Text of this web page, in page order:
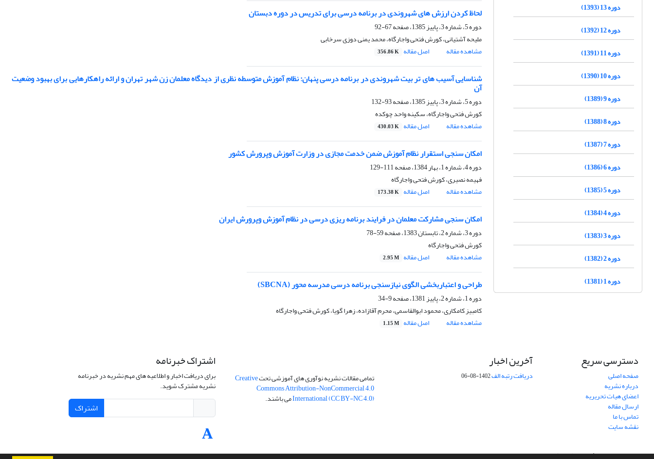
لحاظ کردن ارزش های شهروندی در برنامه درسی برای تدریس در دوره دبستان
دوره 5، شماره 3، پاییز 1385، صفحه
67-92
ملیحه آشتیانی، کورش فتحی واجارگاه، محمد یمنی دوزی سرخابی
مشاهده مقاله
اصل مقاله 356.86 K
شناسایی آسیب های تر بیت شهروندی در برنامه درسی پنهان: نظام آموزش متوسطه نظری از دیدگاه معلمان زن شهر تهران و ارائه راهکارهایی برای بهبود وضعیت
آن
دوره 5، شماره 3، پاییز 1385، صفحه
93-132
کورش فتحی واجارگاه، سکینه واحد چوکده
مشاهده مقاله
اصل مقاله 430.03 K
امکان سنجی استقرار نظام آموزش ضمن خدمت مجازی در وزارت آموزش وپرورش کشور
دوره 4، شماره 1، بهار 1384، صفحه
111-129
فهیمه نصیری، کورش فتحی واجارگاه
مشاهده مقاله
اصل مقاله 173.38 K
امکان سنجی مشارکت معلمان در فرایند برنامه ریزی درسی در نظام آموزش وپرورش ایران
دوره 3، شماره 2، تابستان 1383، صفحه
59-78
کورش فتحی واجارگاه
مشاهده مقاله
اصل مقاله 2.95 M
طراحی و اعتباربخشی الگوی نیازسنجی برنامه درسی مدرسه محور (SBCNA)
دوره 1، شماره 2، پاییز 1381، صفحه
9-34
کامبیز کامکاری، محمود ابوالقاسمی، محرم آقازاده، زهرا گویا، کورش فتحی واجارگاه
مشاهده مقاله
اصل مقاله 1.15 M
دوره 13 (1393)
دوره 12 (1392)
دوره 11 (1391)
دوره 10 (1390)
دوره 9 (1389)
دوره 8 (1388)
دوره 7 (1387)
دوره 6 (1386)
دوره 5 (1385)
دوره 4 (1384)
دوره 3 (1383)
دوره 2 (1382)
دوره 1 (1381)
دسترسی سریع
صفحه اصلی
درباره نشریه
اعضای هیات تحریریه
ارسال مقاله
تماس با ما
نقشه سایت
آخرین اخبار
دریافت رتبه الف1402-08-06 تمامی مقالات نشریه نوآوری های آموزشی تحتCreative
Commons Attribution-NonCommercial 4.0
International (CC BY-NC 4.0)می باشند.
اشتراک خبرنامه
برای دریافت اخبار و اطلاعیه های مهم نشریه در خبرنامه
نشریه مشترک شوید.
اشتراک
سامانه مدیریت نشریات علمی.طراحی و پیاده سازی ازسیناوب